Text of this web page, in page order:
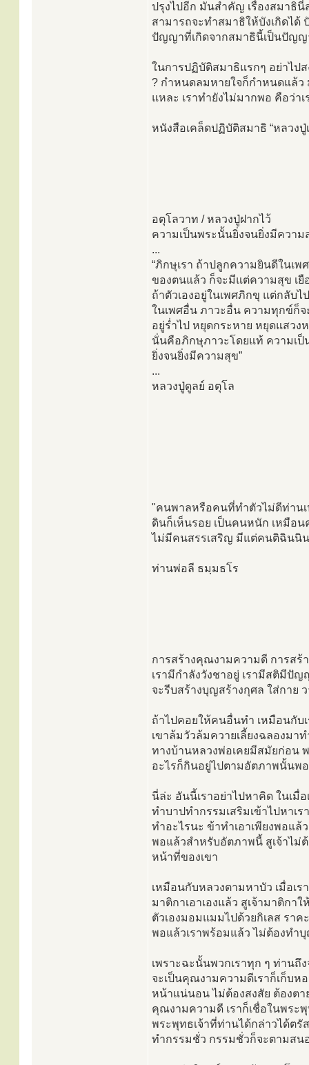
ปรุงไปอีก มันสำคัญ เรื่องสมาธินี่
สามารถจะทำสมาธิให้บังเกิดไ
ปัญญาที่เกิดจากสมาธินี้เป็นปัญญ
ในการปฏิบัติสมาธิแรกๆ อย่าไปส
? กำหนดลมหายใจก็กำหนดแล้ว
แหละ เราทำยังไม่มากพอ คือว่า
หนังสือเคล็ดปฏิบัติสมาธิ “หลวงปู่
อตุโลวาท / หลวงปู่ฝากไว้
ความเป็นพระนั้นยิ่งจนยิ่งมีความ
...
“ภิกษุเรา ถ้าปลูกความยินดีในเพ
ของตนแล้ว ก็จะมีแต่ความสุข เยื
ถ้าตัวเองอยู่ในเพศภิกขุ แต่กลับไ
ในเพศอื่น ภาวะอื่น ความทุกข์ก็
อยู่ร่ำไป หยุดกระหาย หยุดแสวง
นั่นคือภิกษุภาวะโดยแท้ ความเป็
ยิ่งจนยิ่งมีความสุข”
...
หลวงปู่ดูลย์ อตุโล
"คนพาลหรือคนที่ทำตัวไม่ดีท่านเ
ดินก็เห็นรอย เป็นคนหนัก เหมือ
ไม่มีคนสรรเสริญ มีแต่คนติฉินนิ
ท่านพ่อลี ธมฺมธโร
การสร้างคุณงามความดี การสร้
เรามีกำลังวังชาอยู่ เรามีสติมีปั
จะรีบสร้างบุญสร้างกุศล ใส่กาย
ถ้าไปคอยให้คนอื่นทำ เหมือนกับเ
เขาล้มวัวล้มควายเลี้ยงฉลองม
ทางบ้านหลวงพ่อเคยมีสมัยก่อน
อะไรก็กินอยู่ไปตามอัตภาพนั้นพ
นี่ล่ะ อันนี้เราอย่าไปหาคิด ในเมื่
ทำบาปทำกรรมเสริมเข้าไปหาเร
ทำอะไรนะ ข้าทำเอาเพียงพอแ
พอแล้วสำหรับอัตภาพนี้ สูเจ้าไม่
หน้าที่ของเขา
เหมือนกับหลวงตามหาบัว เมื่อเ
มาติกาเอาเองแล้ว สูเจ้ามาติก
ตัวเองมอมแมมไปด้วยกิเลส ราค
พอแล้วเราพร้อมแล้ว ไม่ต้องทำ
เพราะฉะนั้นพวกเราทุก ๆ ท่านถึ
จะเป็นคุณงามความดีเราก็เก็บห
หน้าแน่นอน ไม่ต้องสงสัย ต้องตา
คุณงามความดี เราก็เชื่อในพระ
พระพุทธเจ้าที่ท่านได้กล่าวได้ต
ทำกรรมชั่ว กรรมชั่วก็จะตามส